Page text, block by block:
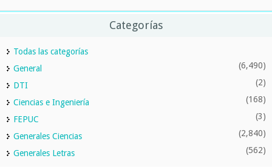
Categorías
Todas las categorías
General
(6,490)
DTI (2)
Ciencias e Ingeniería (168)
FEPUC (3)
Generales Ciencias (2,840)
Generales Letras (562)